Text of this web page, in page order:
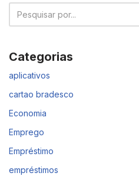
Categorias
aplicativos
cartao bradesco
Economia
Emprego
Empréstimo
empréstimos